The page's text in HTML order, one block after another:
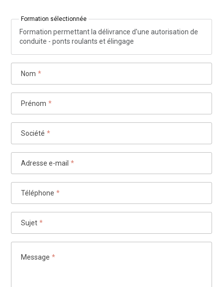
Formation sélectionnée
Formation permettant la délivrance d'une autorisation de
conduite - ponts roulants et élingage
Nom *
Prénom *
Société *
Adresse e-mail *
Téléphone *
Sujet *
Message *